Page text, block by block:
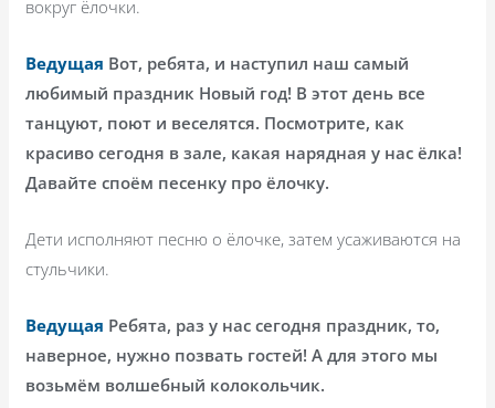
вокруг ёлочки.
Ведущая Вот, ребята, и наступил наш самый
любимый праздник Новый год! В этот день все
танцуют, поют и веселятся. Посмотрите, как
красиво сегодня в зале, какая нарядная у нас ёлка!
Давайте споём песенку про ёлочку.
Дети исполняют песню о ёлочке, затем усаживаются на
стульчики.
Ведущая Ребята, раз у нас сегодня праздник, то,
наверное, нужно позвать гостей! А для этого мы
возьмём волшебный колокольчик.